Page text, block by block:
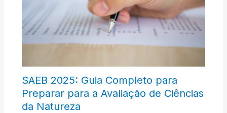
SAEB 2025: Guia Completo para
Preparar para a Avaliação de Ciências
da Natureza